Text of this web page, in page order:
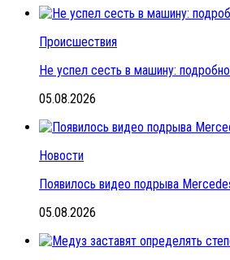
Происшествия
Не успел сесть в машину:
05.08.2026
Новости
Появилось видео подрыва
05.08.2026